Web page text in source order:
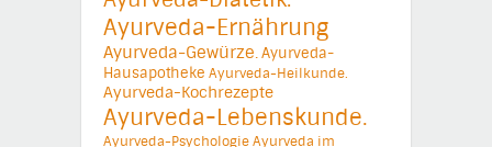
Ayurveda-Ernährung
Ayurveda-Gewürze.Ayurveda-
Hausapotheke Ayurveda-Heilkunde.
Ayurveda-Kochrezepte
Ayurveda-Lebenskunde.
Ayurveda-PsychologieAyurveda im